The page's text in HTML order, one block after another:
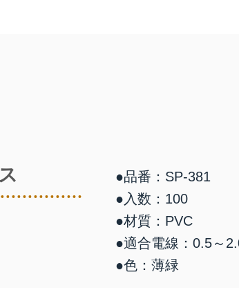
●品番：SP-381
●入数：100
●材質：PVC
●適合電線：0.5～
●色：薄緑